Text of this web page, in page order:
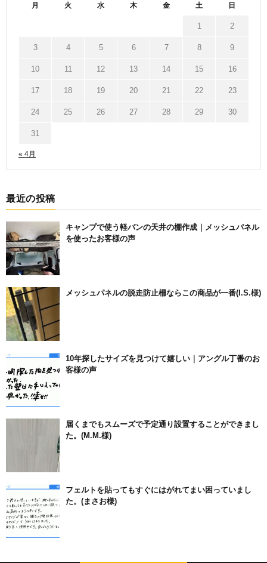
月 火 水 木 金 土 日
« 4月
1 2
3 4 5 6 7 8 9
10 11 12 13 14 15 16
17 18 19 20 21 22 23
24 25 26 27 28 29 30
31
最近の投稿
キャンプで使う軽バンの天井の棚作成｜メッシュパネル
を使ったお客様の声
メッシュパネルの脱走防止柵ならこの商品が一番(I.S.様)
10年探したサイズを見つけて嬉しい｜アングル丁番のお
客様の声
届くまでもスムーズで予定通り設置することができまし
た。(M.M.様)
フェルトを貼ってもすぐにはがれてまい困っていまし
た。(まさお様)